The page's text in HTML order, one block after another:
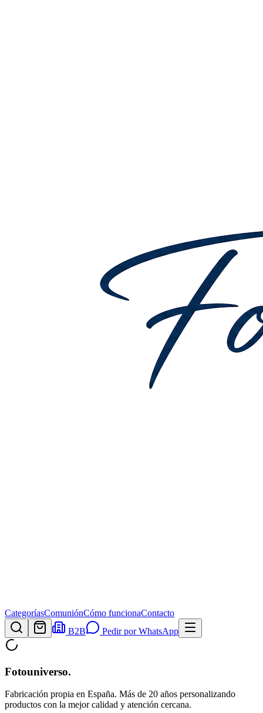
CategoríasComuniónCómo funcionaContacto
B2B
Pedir por WhatsApp
Fotouniverso.
Fabricación propia en España. Más de 20 años personalizando
productos con la mejor calidad y atención cercana.